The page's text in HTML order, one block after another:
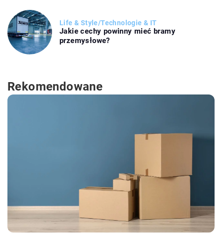
Life & Style/Technologie & IT
Jakie cechy powinny mieć bramy
przemysłowe?
Rekomendowane